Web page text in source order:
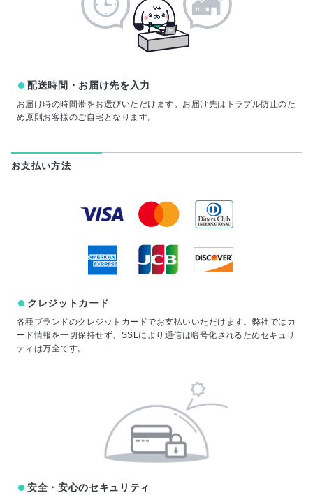
配送時間・お届け先を入力
お届け時の時間帯をお選びいただけます。お届け先はトラブル防止のた
め原則お客様のご自宅となります。
お支払い方法
クレジットカード
各種ブランドのクレジットカードでお支払いいただけます。弊社ではカ
ード情報を一切保持せず、SSLにより通信は暗号化されるためセキュリ
ティは万全です。
安全・安心のセキュリティ